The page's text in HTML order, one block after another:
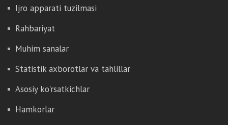
Ijro apparati tuzilmasi
Rahbariyat
Muhim sanalar
Statistik axborotlar va tahlillar
Asosiy ko'rsatkichlar
Hamkorlar